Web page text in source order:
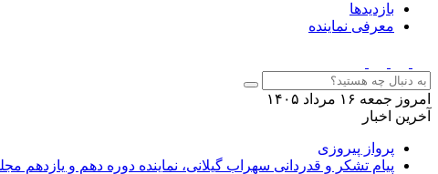
بازدیدها
معرفی نماینده
امروز جمعه ۱۶ مرداد ۱۴۰۵
آخرین اخبار
پرواز پیروزی
پیام تشکر و قدردانی سهراب گیلانی، نماینده دوره دهم و یازدهم